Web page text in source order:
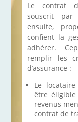
Le contrat
souscrit par
ensuite,
confient la
adhérer.
remplir les
d’assurance :
Le
être éligible
revenus
contrat de